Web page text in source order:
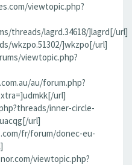
viewtopic.php?
threads/lagrd.34618/]lagrd[/url]
wkzpo.51302/]wkzpo[/url]
viewtopic.php?
au/forum.php?
url]
inner-circle-
url]
fr/forum/donec-eu-
viewtopic.php?